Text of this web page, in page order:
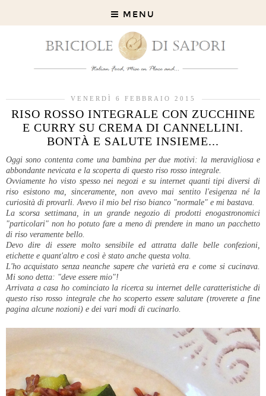
MENU
VENERDÌ 6 FEBBRAIO 2015
RISO ROSSO INTEGRALE CON ZUCCHINE
E CURRY SU CREMA DI CANNELLINI.
BONTÀ E SALUTE INSIEME...
Oggi sono contenta come una bambina per due motivi: la meravigliosa e
abbondante nevicata e la scoperta di questo riso rosso integrale.
Ovviamente ho visto spesso nei negozi e su internet quanti tipi diversi di
riso esistono ma, sinceramente, non avevo mai sentito l'esigenza né la
curiosità di provarli. Avevo il mio bel riso bianco "normale" e mi bastava.
La scorsa settimana, in un grande negozio di prodotti enogastronomici
"particolari" non ho potuto fare a meno di prendere in mano un pacchetto
di riso veramente bello.
Devo dire di essere molto sensibile ed attratta dalle belle confezioni,
etichette e quant'altro e così è stato anche questa volta.
L'ho acquistato senza neanche sapere che varietà era e come si cucinava.
Mi sono detta: "deve essere mio"!
Arrivata a casa ho cominciato la ricerca su internet delle caratteristiche di
questo riso rosso integrale che ho scoperto essere salutare (troverete a fine
pagina alcune nozioni) e dei vari modi di cucinarlo.